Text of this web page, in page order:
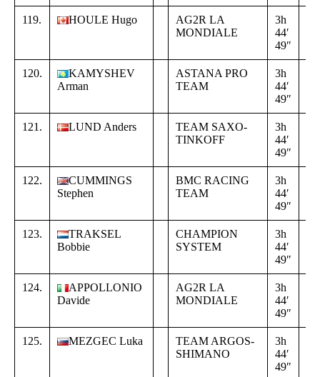
119. HOULE Hugo
AG2R LA
MONDIALE
3h
44′
49″
120.
KAMYSHEV
Arman
ASTANA PRO
TEAM
3h
44′
49″
121. LUND Anders
TEAM SAXO-
TINKOFF
3h
44′
49″
122.
CUMMINGS
Stephen
BMC RACING
TEAM
3h
44′
49″
123.
TRAKSEL
Bobbie
CHAMPION
SYSTEM
3h
44′
49″
124.
APPOLLONIO
Davide
AG2R LA
MONDIALE
3h
44′
49″
125. MEZGEC Luka
TEAM ARGOS-
SHIMANO
3h
44′
49″